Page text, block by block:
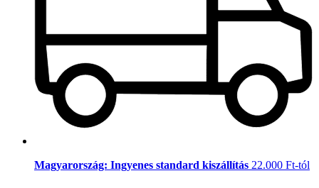
Magyarország: Ingyenes standard kiszállítás 22.000 Ft-tól